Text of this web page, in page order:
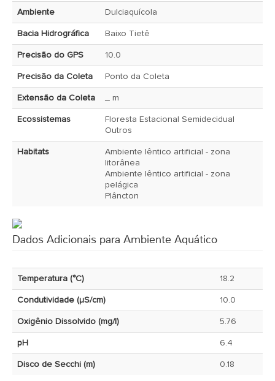
Ambiente Dulciaquícola
Bacia Hidrográfica Baixo Tietê
Precisão do GPS 10.0
Precisão da Coleta Ponto da Coleta
Extensão da Coleta _ m
Ecossistemas
Floresta Estacional Semidecidual
Outros
Habitats
Ambiente lêntico artificial - zona
litorânea
Ambiente lêntico artificial - zona
pelágica
Plâncton
Dados Adicionais para Ambiente Aquático
Temperatura (°C) 18.2
Condutividade (µS/cm) 10.0
Oxigênio Dissolvido (mg/l) 5.76
pH 6.4
Disco de Secchi (m) 0.18